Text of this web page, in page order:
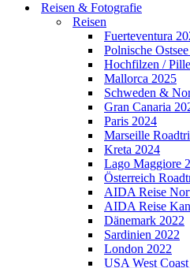
Reisen & Fotografie
Reisen
Fuerteventura
Polnische
Hochfilzen /
Mallorca 2025
Schweden &
Gran Canaria
Paris 2024
Marseille
Kreta 2024
Lago Maggiore
Österreich
AIDA Reise
AIDA Reise
Dänemark 2022
Sardinien 2022
London 2022
USA West